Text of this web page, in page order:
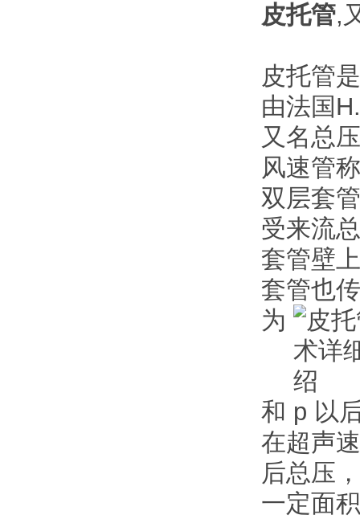
皮托管,
皮托管
由法国
又名总
风速管
双层套
受来流
套管壁
套管也
为
和 p 以
在超声
后总压
一定面